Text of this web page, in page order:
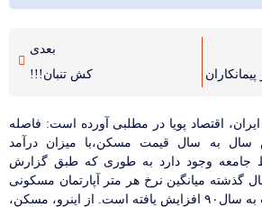
بعدی
کش تنبان!!!
اقتصاد پویا در مطلبی آورده است: فاصله
سال به سال قیمت مسکن،با میزان درآمد
جامعه وجود داردبه طوری که طبق گزارش
گذشته میانگین نرخ هر متر آپارتمان مسکونی
به سال۹۰ افزایش یافته است. از اینرو، مسکن،